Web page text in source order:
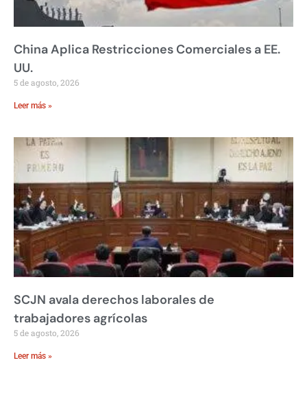
China Aplica Restricciones Comerciales a EE.
UU.
5 de agosto, 2026
Leer más »
SCJN avala derechos laborales de
trabajadores agrícolas
5 de agosto, 2026
Leer más »